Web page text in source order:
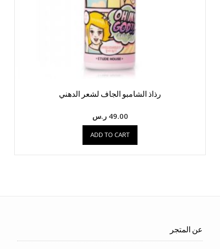
رذاذ الشامبو الجاف لشعر الدهني
49.00 ر.س
ADD TO CART
عن المتجر